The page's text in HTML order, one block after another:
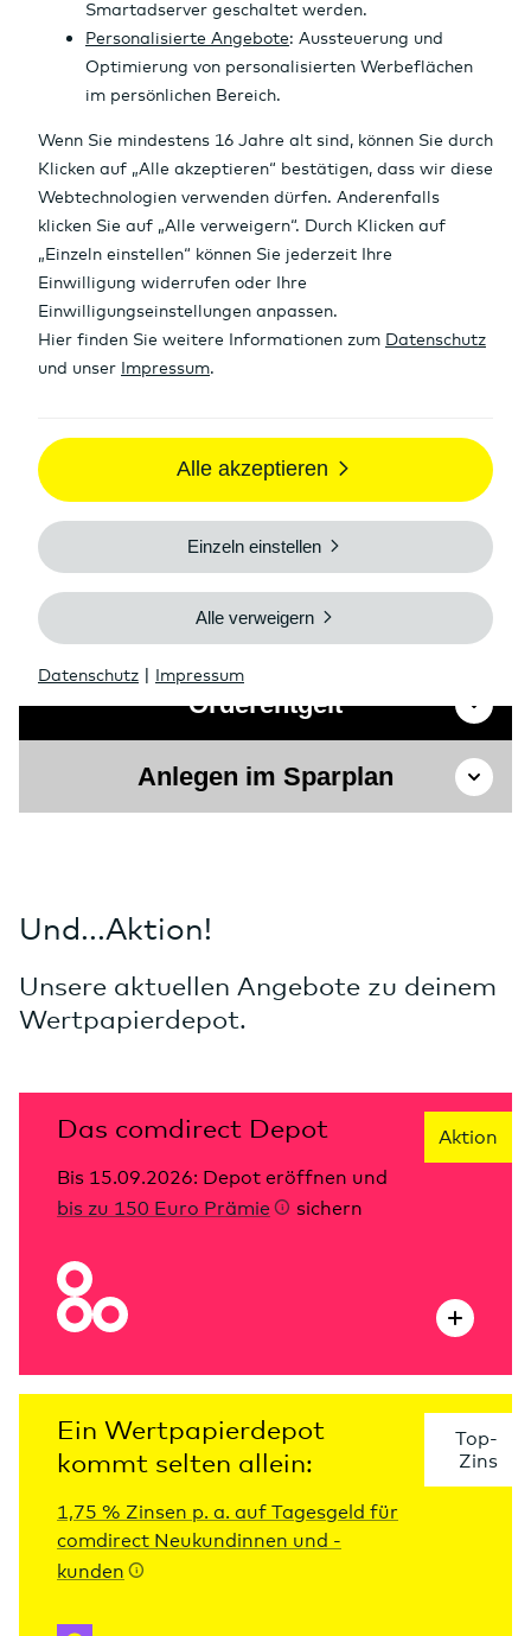
Kosten)
0 Euro Depotführung
Sparplan ab 1 Euro Sparrate
Trading per App
Nicht umsonst, aber günstig:
das comdirect Depot
Volles Leistungspaket, transparente
Kosten
Depotführung
Orderentgelt
Anlegen im Sparplan
Und...Aktion!
Unsere aktuellen Angebote zu deinem
Wertpapierdepot.
Aktion
Das comdirect Depot
Bis 15.09.2026: Depot eröffnen und
bis zu 150 Euro Prämie
sichern
Top-
Zins
Ein Wertpapierdepot
kommt selten allein:
1,75 % Zinsen p. a. auf Tagesgeld für
comdirect Neukundinnen und -
kunden